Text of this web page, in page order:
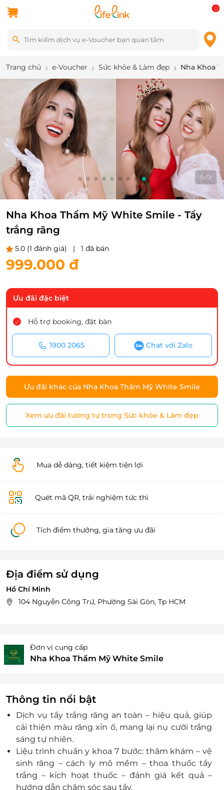
0
Trang chủ e-Voucher Sức khỏe & Làm đẹp Nha Khoa
9/9
Nha Khoa Thẩm Mỹ White Smile - Tẩy
trắng răng
5.0 (1 đánh giá) | 1 đã bán
999.000 đ
Ưu đãi đặc biệt
Hỗ trợ booking, đặt bàn
1900 2065 Chat với Zalo
Ưu đãi khác của Nha Khoa Thẩm Mỹ White Smile
Xem ưu đãi tương tự trong Sức khỏe & Làm đẹp
Mua dễ dàng, tiết kiệm tiện lợi
Quét mã QR, trải nghiệm tức thì
Tích điểm thưởng, gia tăng ưu đãi
Địa điểm sử dụng
Hồ Chí Minh
104 Nguyễn Công Trứ, Phường Sài Gòn, Tp HCM
Đơn vị cung cấp
Nha Khoa Thẩm Mỹ White Smile
Thông tin nổi bật
Dịch vụ tẩy trắng răng an toàn – hiệu quả, giúp
cải thiện màu răng xỉn ố, mang lại nụ cười trắng
sáng tự nhiên.
Liệu trình chuẩn y khoa 7 bước: thăm khám – vệ
sinh răng – cách ly mô mềm – thoa thuốc tẩy
trắng – kích hoạt thuốc – đánh giá kết quả –
hướng dẫn chăm sóc sau tẩy.